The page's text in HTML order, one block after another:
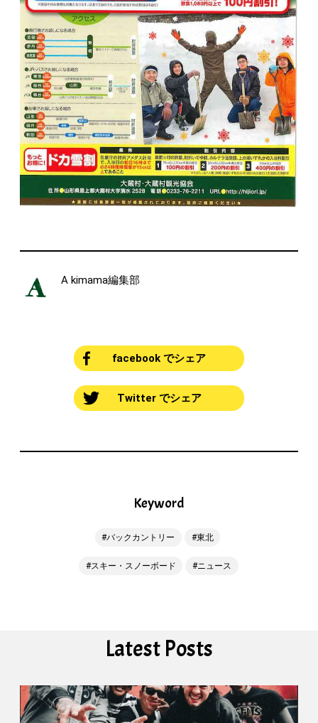
A kimama編集部
facebook でシェア
Twitter でシェア
Keyword
バックカントリー 東北
スキー・スノーボード ニュース
Latest Posts